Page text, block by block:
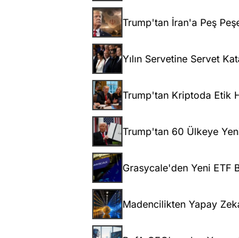
Trump'tan İran'a Peş
Yılın Servetine Servet
Trump'tan Kriptoda Etik
Trump'tan 60 Ülkeye
Grasycale'den Yeni ETF
Madencilikten Yapay